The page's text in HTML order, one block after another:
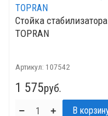
Стойка стабилизатора
TOPRAN
Артикул: 107542
1 575руб.